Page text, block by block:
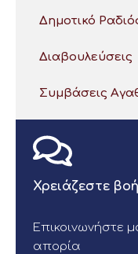
Δημοτικό
Διαβουλεύσεις
Συμβάσεις
Χρειάζεστε
Επικοινωνήστε
απορία